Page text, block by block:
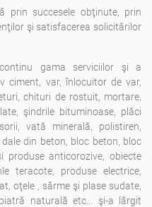
prin succesele obţinute, prin
şi satisfacerea solicitărilor
gama serviciilor şi a
ciment, var, înlocuitor de var,
chituri de rostuit, mortare,
şindrile bituminoase, plăci
vată minerală, polistiren,
din beton, bloc beton, bloc
produse anticorozive, obiecte
teracote, produse electrice,
oţele , sârme şi plase sudate,
naturală etc... şi-a lărgit